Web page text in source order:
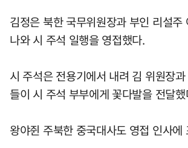
김정은 북한 국무위원장과 부인 리설주
나와 시 주석 일행을 영접했다.
시 주석은 전용기에서 내려 김 위원장
들이 시 주석 부부에게 꽃다발을 전달했
왕야쥔 주북한 중국대사도 영접 인사에